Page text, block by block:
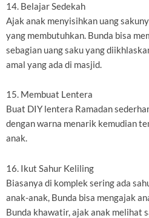
14. Belajar Sedekah
Ajak anak menyisihkan uang
yang membutuhkan. Bunda bisa
sebagian uang saku yang
amal yang ada di masjid.
15. Membuat Lentera
Buat DIY lentera Ramadan
dengan warna menarik kemudian
anak.
16. Ikut Sahur Keliling
Biasanya di komplek sering ada
anak-anak, Bunda bisa mengajak
Bunda khawatir, ajak anak melihat